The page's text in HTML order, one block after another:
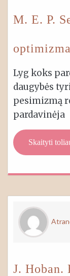
M. E. P.
Lyg koks
daugybės
pesimizmą
pardavinėja
Skaityti
J. Hoban.